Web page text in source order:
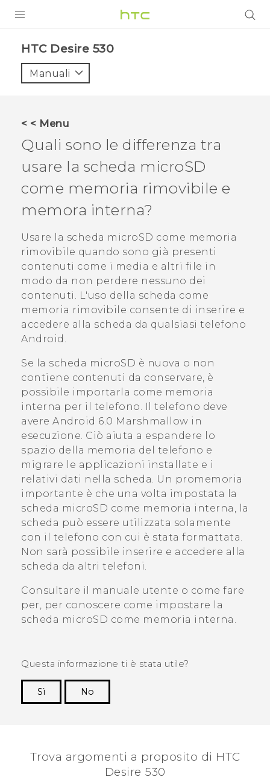
VIVE
VIVERSE
ASSISTENZA
Accessori e dispositivi HTC
Accesso
HTC Desire 530‎
Manuali
< < Menu
Quali sono le differenza tra
usare la scheda microSD
come memoria rimovibile e
memora interna?
Usare la scheda microSD come memoria
rimovibile quando sono già presenti
contenuti come i media e altri file in
modo da non perdere nessuno dei
contenuti. L'uso della scheda come
memoria rimovibile consente di inserire e
accedere alla scheda da qualsiasi telefono
Android .
Se la scheda microSD è nuova o non
contiene contenuti da conservare, è
possibile importarla come memoria
interna per il telefono. Il telefono deve
avere Android 6.0 Marshmallow in
esecuzione. Ciò aiuta a espandere lo
spazio della memoria del telefono e
migrare le applicazioni installate e i
relativi dati nella scheda. Un promemoria
importante è che una volta impostata la
scheda microSD come memoria interna, la
scheda può essere utilizzata solamente
con il telefono con cui è stata formattata.
Non sarà possibile inserire e accedere alla
scheda da altri telefoni.
Consultare il manuale utente o come fare
per, per conoscere come impostare la
scheda microSD come memoria interna.
Questa informazione ti è stata utile?
Sì
No
Trova argomenti a proposito di HTC
Desire 530